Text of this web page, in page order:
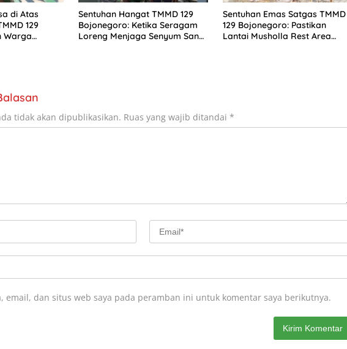
di Atas
129
Warga
Sentuhan Hangat TMMD 129
Bojonegoro: Ketika Seragam
Loreng Menjaga Senyum Sang
Sentuhan Emas Satgas TMMD
129 Bojonegoro: Pastikan
Lantai Musholla Rest Area
tidak akan dipublikasikan. Ruas yang wajib ditandai *
email, dan situs web saya pada peramban ini untuk komentar saya berikutnya.